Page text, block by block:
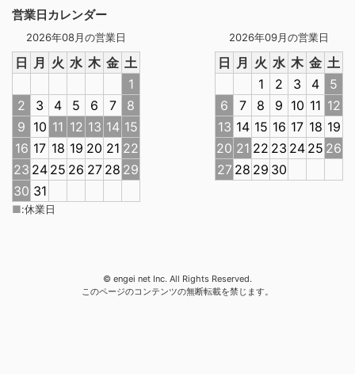
営業日カレンダー
2026年08月の営業日
日 月 火 水 木 金 土
1
2
3 4 5 6 7
8
9 10 11 12 13 14 15
16 17 18 19 20 21 22
23 24 25 26 27 28 29
30 31
2026年09月の営業日
日 月 火 水 木 金 土
1
2 3 4
5
6
7 8 9 10 11 12
13 14 15 16 17 18 19
20 21 22 23 24 25 26
27 28 29 30
■:休業日
© engei net Inc. All Rights Reserved.
このページのコンテンツの無断転載を禁じます。